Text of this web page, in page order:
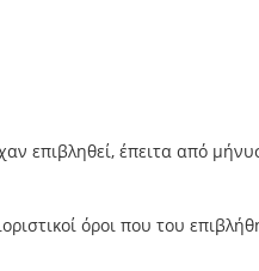
επιβληθεί, έπειτα από
όροι που του